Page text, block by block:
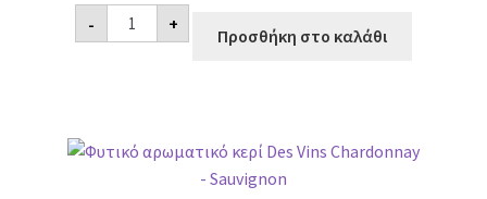
-
Φυτικό
αρωματικό
κερί
+
Προσθήκη στο καλάθι